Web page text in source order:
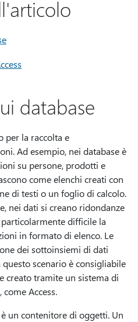
database
per la raccolta e
Ad esempio, nei database è
su persone, prodotti e
come elenchi creati con
di testi o un foglio di calcolo.
nei dati si creano ridondanze
difficile la
in formato di elenco. Le
dei sottoinsiemi di dati
scenario è consigliabile
creato tramite un sistema di
Access.
un contenitore di oggetti. Un